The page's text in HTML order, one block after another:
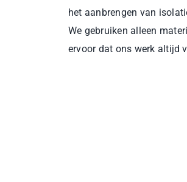
het aanbrengen van
We gebruiken alleen
ervoor dat ons werk altijd